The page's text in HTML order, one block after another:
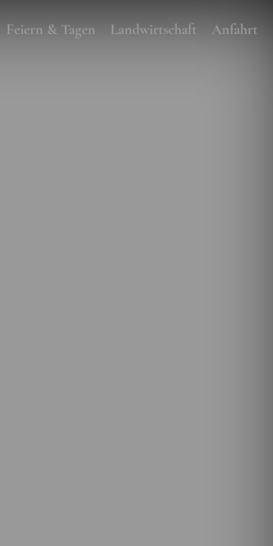
Feiern & Tagen Landwirtschaft Anfahrt